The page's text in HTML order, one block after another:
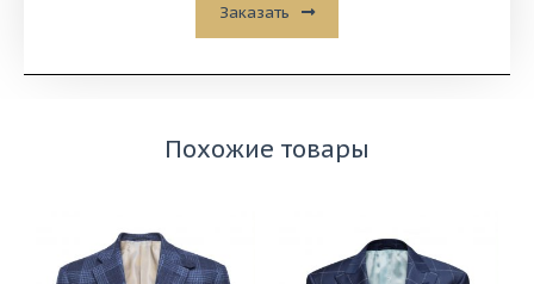
Заказать
Похожие товары